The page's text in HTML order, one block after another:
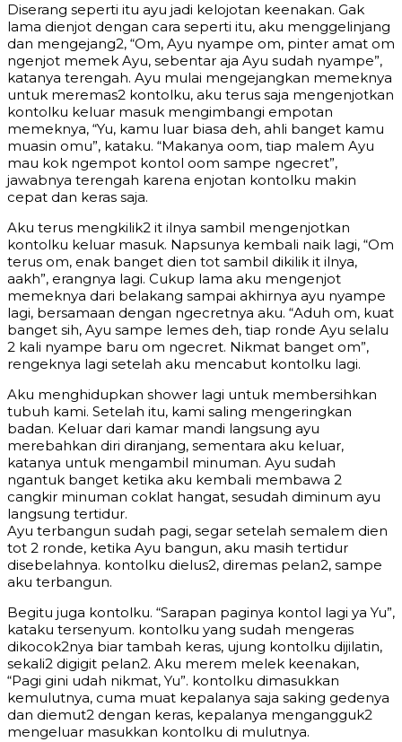
Diserang seperti itu ayu jadi kelojotan keenakan. Gak
lama dienjot dengan cara seperti itu, aku menggelinjang
dan mengejang2, “Om, Ayu nyampe om, pinter amat om
ngenjot memek Ayu, sebentar aja Ayu sudah nyampe”,
katanya terengah. Ayu mulai mengejangkan memeknya
untuk meremas2 kontolku, aku terus saja mengenjotkan
kontolku keluar masuk mengimbangi empotan
memeknya, “Yu, kamu luar biasa deh, ahli banget kamu
muasin omu”, kataku. “Makanya oom, tiap malem Ayu
mau kok ngempot kontol oom sampe ngecret”,
jawabnya terengah karena enjotan kontolku makin
cepat dan keras saja.
Aku terus mengkilik2 it ilnya sambil mengenjotkan
kontolku keluar masuk. Napsunya kembali naik lagi, “Om
terus om, enak banget dien tot sambil dikilik it ilnya,
aakh”, erangnya lagi. Cukup lama aku mengenjot
memeknya dari belakang sampai akhirnya ayu nyampe
lagi, bersamaan dengan ngecretnya aku. “Aduh om, kuat
banget sih, Ayu sampe lemes deh, tiap ronde Ayu selalu
2 kali nyampe baru om ngecret. Nikmat banget om”,
rengeknya lagi setelah aku mencabut kontolku lagi.
Aku menghidupkan shower lagi untuk membersihkan
tubuh kami. Setelah itu, kami saling mengeringkan
badan. Keluar dari kamar mandi langsung ayu
merebahkan diri diranjang, sementara aku keluar,
katanya untuk mengambil minuman. Ayu sudah
ngantuk banget ketika aku kembali membawa 2
cangkir minuman coklat hangat, sesudah diminum ayu
langsung tertidur.
Ayu terbangun sudah pagi, segar setelah semalem dien
tot 2 ronde, ketika Ayu bangun, aku masih tertidur
disebelahnya. kontolku dielus2, diremas pelan2, sampe
aku terbangun.
Begitu juga kontolku. “Sarapan paginya kontol lagi ya Yu”,
kataku tersenyum. kontolku yang sudah mengeras
dikocok2nya biar tambah keras, ujung kontolku dijilatin,
sekali2 digigit pelan2. Aku merem melek keenakan,
“Pagi gini udah nikmat, Yu”. kontolku dimasukkan
kemulutnya, cuma muat kepalanya saja saking gedenya
dan diemut2 dengan keras, kepalanya mengangguk2
mengeluar masukkan kontolku di mulutnya.